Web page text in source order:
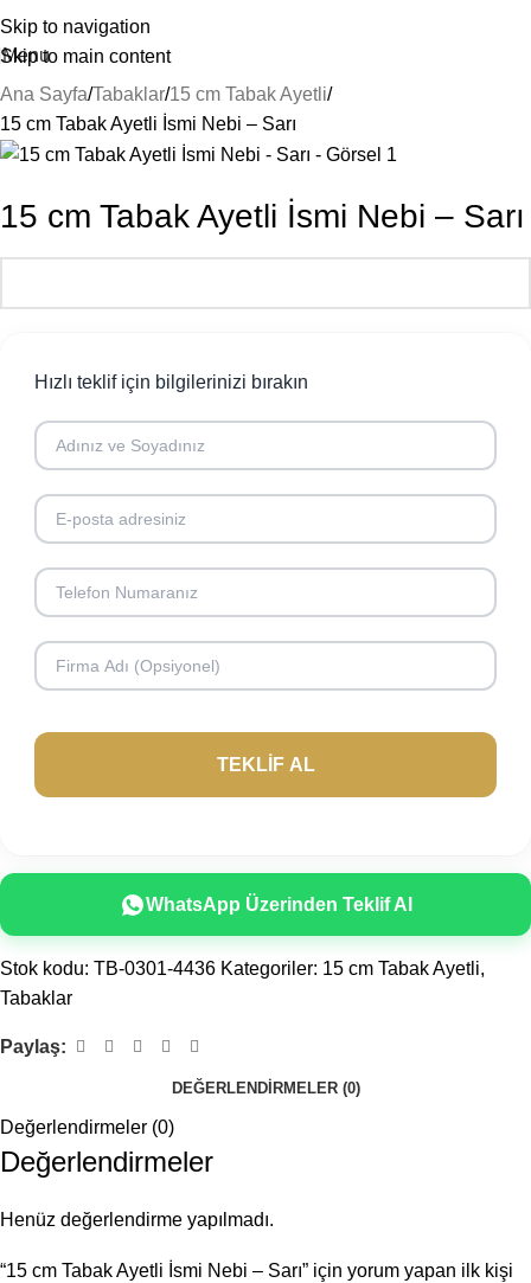
Skip to navigation
Skip to main content
Menu
Ana Sayfa Tabaklar 15 cm Tabak Ayetli
15 cm Tabak Ayetli İsmi Nebi – Sarı
15 cm Tabak Ayetli İsmi Nebi – Sarı
Hızlı teklif için bilgilerinizi bırakın
WhatsApp Üzerinden Teklif Al
Stok kodu: TB-0301-4436 Kategoriler: 15 cm Tabak Ayetli,
Tabaklar
Paylaş:
DEĞERLENDIRMELER (0)
Değerlendirmeler (0)
Değerlendirmeler
Henüz değerlendirme yapılmadı.
“15 cm Tabak Ayetli İsmi Nebi – Sarı” için yorum yapan ilk kişi